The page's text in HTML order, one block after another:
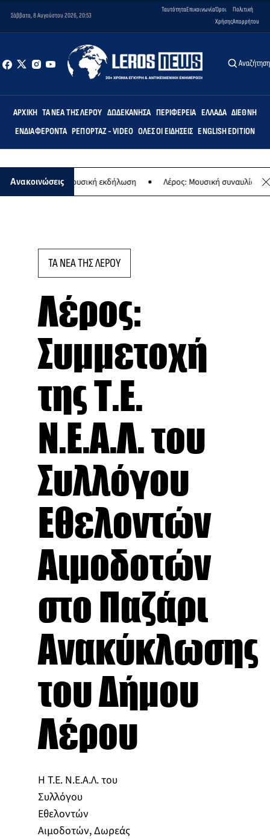
Σάββατο, 8 Αυγούστου 2026, 20:53
ΤαυτότηταΕπικοινωνίαΌροι
Χρήσης
Πολιτική
Απορρήτου
Αναζήτηση
ΑΡΧΙΚΉ ΤΑ ΝΈΑ ΤΗΣ ΛΈΡΟΥ ΔΩΔΕΚΆΝΗΣΑ ΠΕΡΙΦΈΡΕΙΑ ΕΛΛΆΔΑ ΔΙΕΘΝΉ
ΕΝΔΙΑΦΈΡΟΝΤΑ ΡΕΠΟΡΤΆΖ - VIDEO ΌΛΕΣ ΟΙ ΕΙΔΉΣΕΙΣ ENGLISH EDITION
Ανακοινώσεις
- Μουσική εκδήλωση Λέρος: Μουσική συναυλία των
ΤΑ ΝΕΑ ΤΗΣ ΛΕΡΟΥ
Λέρος:
Συμμετοχή
της Τ.Ε.
Ν.Ε.Α.Λ. του
Συλλόγου
Εθελοντών
Αιμοδοτών
στο Παζάρι
Ανακύκλωσης
του Δήμου
Λέρου
Η Τ.Ε. Ν.Ε.Α.Λ. του
Συλλόγου
Εθελοντών
Αιμοδοτών, Δωρεάς